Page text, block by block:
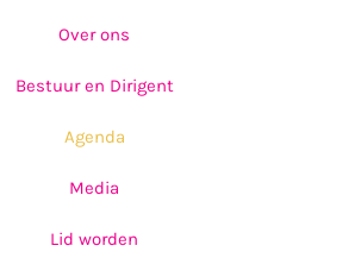
Over ons
Bestuur en Dirigent
Agenda
Media
Lid worden